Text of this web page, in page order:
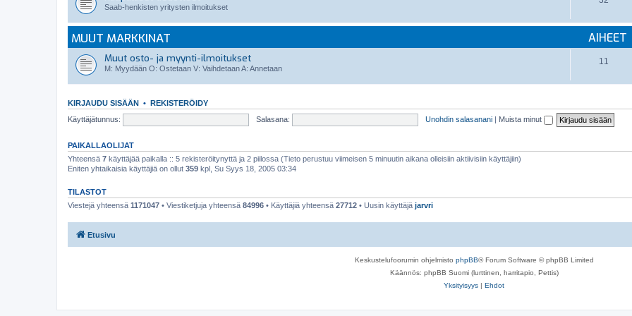
Saab-henkisten yritysten ilmoitukset
MUUT MARKKINAT AIHEET
Muut osto- ja myynti-ilmoitukset
M: Myydään O: Ostetaan V: Vaihdetaan A: Annetaan
11
KIRJAUDU SISÄÄN • REKISTERÖIDY
Käyttäjätunnus:
Salasana: Unohdin salasanani | Muista minut
PAIKALLAOLIJAT
Yhteensä 7 käyttäjää paikalla :: 5 rekisteröitynyttä ja 2 piilossa (Tieto perustuu viimeisen 5 minuutin aikana olleisiin aktiivisiin käyttäjiin)
Eniten yhtaikaisia käyttäjiä on ollut 359 kpl, Su Syys 18, 2005 03:34
TILASTOT
Viestejä yhteensä 1171047 • Viestiketjuja yhteensä 84996 • Käyttäjiä yhteensä 27712 • Uusin käyttäjä jarvri
Etusivu
Keskustelufoorumin ohjelmisto phpBB® Forum Software © phpBB Limited
Käännös: phpBB Suomi (lurttinen, harritapio, Pettis)
Yksityisyys | Ehdot